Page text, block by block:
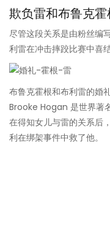
欺负雷和布鲁克霍
尽管这段关系是由粉丝编
利雷在冲击摔跤比赛中喜结
布鲁克霍根和布利雷的婚礼
Brooke Hogan 是世界著
在得知女儿与雷的关系后
利在绑架事件中救了他。